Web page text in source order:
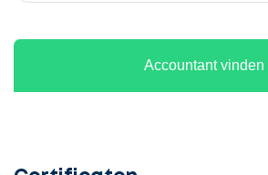
Accountant vinden